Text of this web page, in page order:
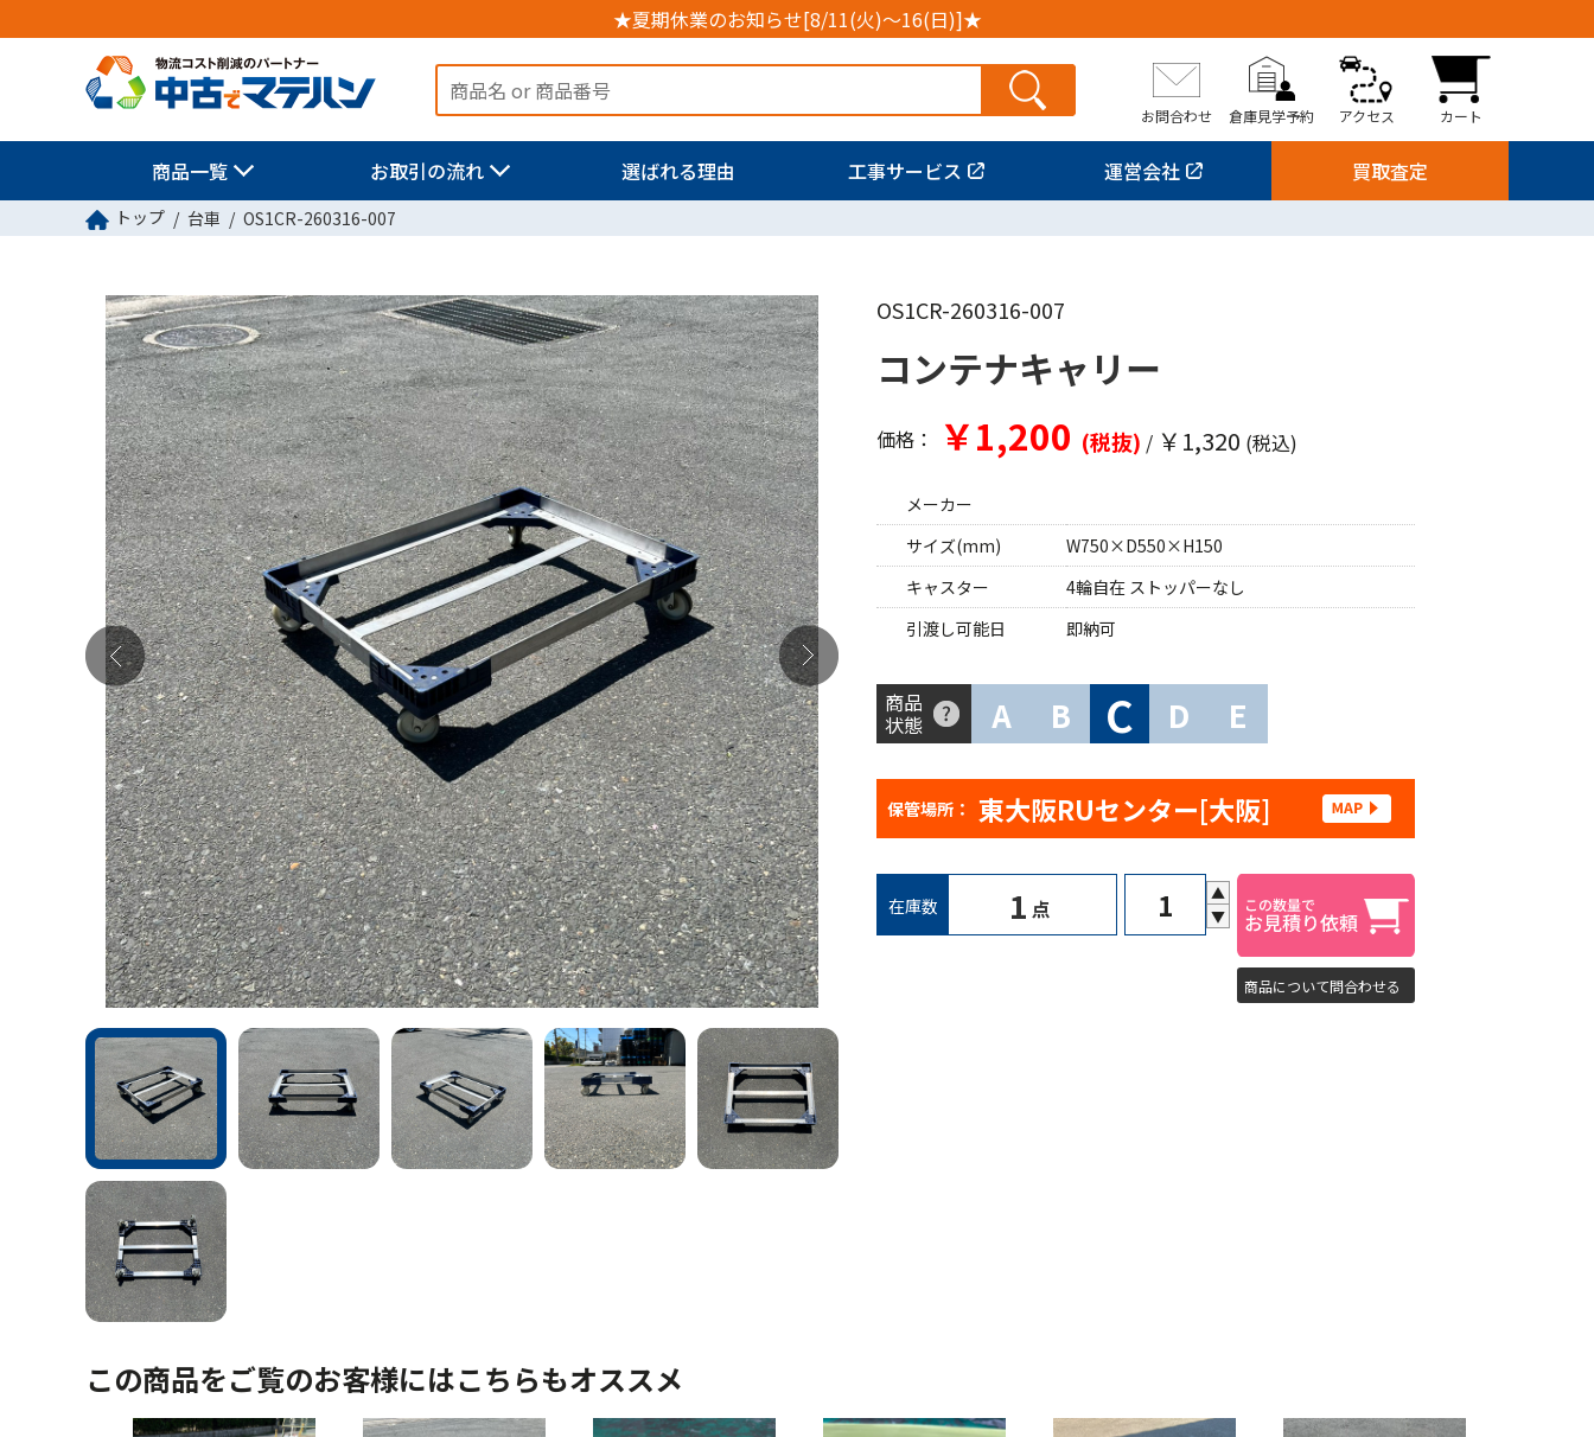
★夏期休業のお知らせ[8/11(火)～16(日)]★
お問合わせ 倉庫見学予約 アクセス カート
商品一覧 お取引の流れ 選ばれる理由 工事サービス 運営会社 買取査定
トップ 台車 OS1CR-260316-007
OS1CR-260316-007
コンテナキャリー
価格： ￥1,200 (税抜) / ￥1,320 (税込)
メーカー
サイズ(mm)
W750×D550×H150
キャスター
4輪自在 ストッパーなし
引渡し可能日
即納可
商品
状態 A B C D E
保管場所： 東大阪RUセンター[大阪]
在庫数 1 点
▲
▼
商品について問合わせる
この商品をご覧のお客様にはこちらもオススメ